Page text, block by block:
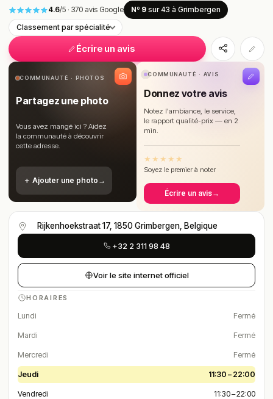
4.6/5 · 370 avis Google Nº 9 sur 43 à Grimbergen
Classement par spécialité
Écrire un avis
COMMUNAUTÉ · PHOTOS
Partagez une photo
Vous avez mangé ici ? Aidez
la communauté à découvrir
cette adresse.
＋ Ajouter une photo →
COMMUNAUTÉ · AVIS
Donnez votre avis
Notez l'ambiance, le service,
le rapport qualité-prix — en 2
min.
★ ★ ★ ★ ★
Soyez le premier à noter
Écrire un avis→
Rijkenhoekstraat 17, 1850 Grimbergen, Belgique
+32 2 311 98 48
Voir le site internet officiel
HORAIRES
Lundi Fermé
Mardi Fermé
Mercredi Fermé
Jeudi 11:30 – 22:00
Vendredi 11:30 – 22:00